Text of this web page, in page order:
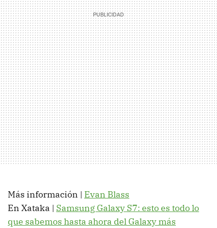
Más información | Evan Blass
En Xataka | Samsung Galaxy S7: esto es todo lo
que sabemos hasta ahora del Galaxy más